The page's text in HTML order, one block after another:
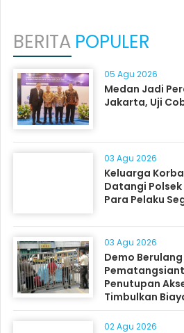
BERITA POPULER
05 Agu 2026
Medan Jadi
Jakarta, Uji
03 Agu 2026
Keluarga
Datangi
Para Pelaku
03 Agu 2026
Demo
Penutupan
Timbulkan
Masyarakat
02 Agu 2026